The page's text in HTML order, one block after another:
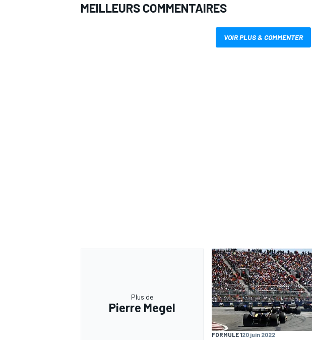
AUTRES CHAMPIONNATS
MEILLEURS COMMENTAIRES
VOIR PLUS & COMMENTER
Plus de
Pierre Megel
FORMULE 120 juin 2022